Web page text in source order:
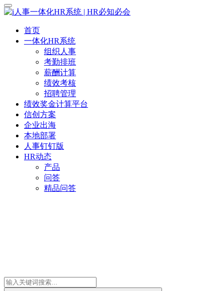
首页
一体化HR系统
组织人事
考勤排班
薪酬计算
绩效考核
招聘管理
绩效奖金计算平台
信创方案
企业出海
本地部署
人事钉钉版
HR动态
产品
问答
精品问答